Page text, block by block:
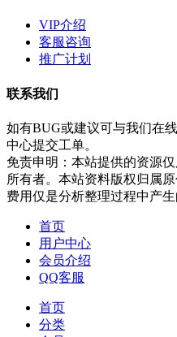
VIP介绍
客服咨询
推广计划
联系我们
如有BUG或建议可与我们在
中心提交工单。
免责申明：本站提供的资源
所有者。本站资料版权归属
费用仅是分析整理过程中产
首页
用户中心
会员介绍
QQ客服
首页
分类